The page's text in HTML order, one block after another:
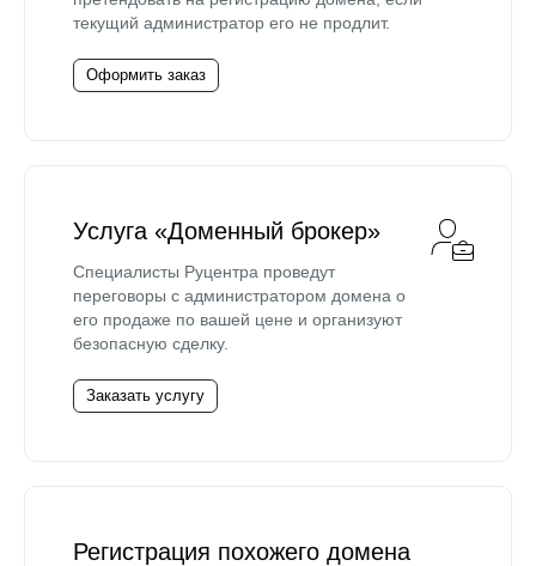
текущий администратор его не продлит.
Оформить заказ
Услуга «Доменный брокер»
Специалисты Руцентра проведут
переговоры с администратором домена о
его продаже по вашей цене и организуют
безопасную сделку.
Заказать услугу
Регистрация похожего домена